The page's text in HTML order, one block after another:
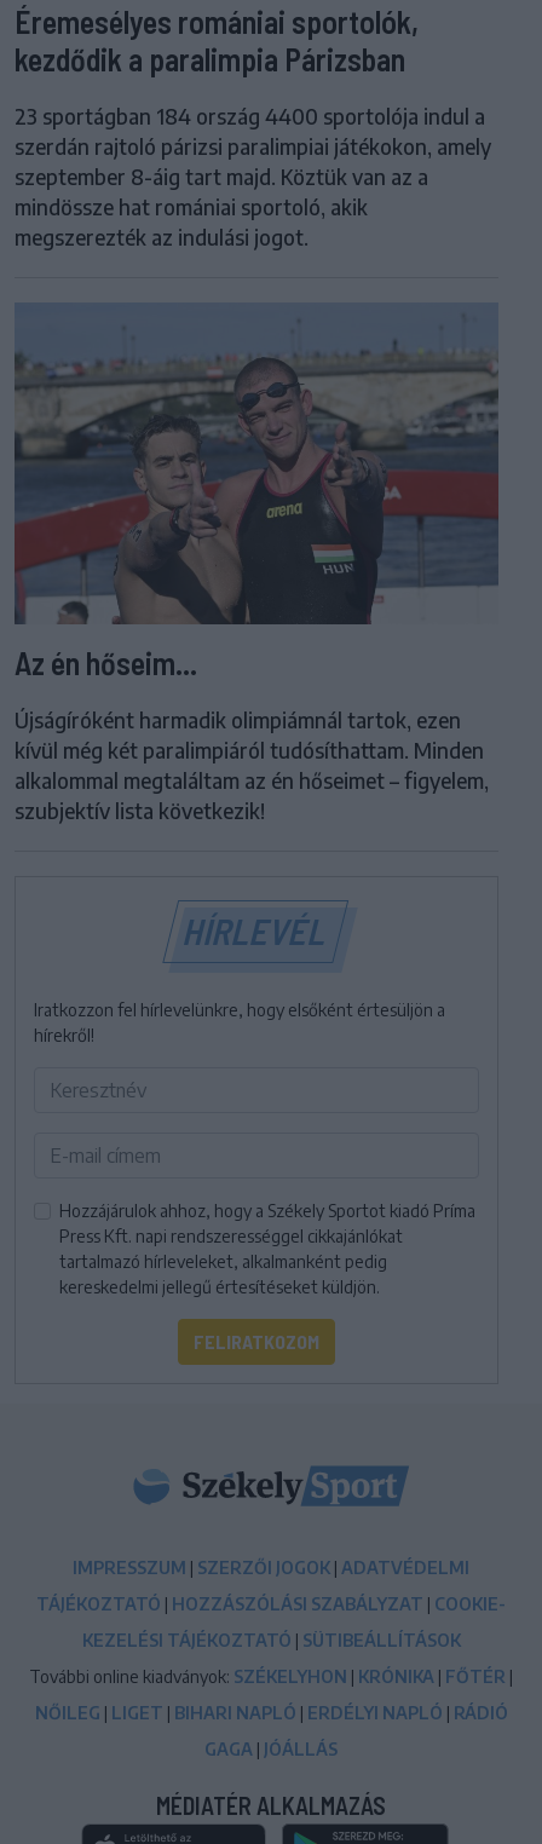
Éremesélyes romániai sportolók,
kezdődik a paralimpia Párizsban
23 sportágban 184 ország 4400 sportolója indul a
szerdán rajtoló párizsi paralimpiai játékokon, amely
szeptember 8-áig tart majd. Köztük van az a
mindössze hat romániai sportoló, akik
megszerezték az indulási jogot.
Az én hőseim...
Újságíróként harmadik olimpiámnál tartok, ezen
kívül még két paralimpiáról tudósíthattam. Minden
alkalommal megtaláltam az én hőseimet – figyelem,
szubjektív lista következik!
HÍRLEVÉL
Iratkozzon fel hírlevelünkre, hogy elsőként értesüljön a
hírekről!
Hozzájárulok ahhoz, hogy a Székely Sportot kiadó Príma
Press Kft. napi rendszerességgel cikkajánlókat
tartalmazó hírleveleket, alkalmanként pedig
kereskedelmi jellegű értesítéseket küldjön.
FELIRATKOZOM
IMPRESSZUM | SZERZŐI JOGOK | ADATVÉDELMI
TÁJÉKOZTATÓ | HOZZÁSZÓLÁSI SZABÁLYZAT | COOKIE-
KEZELÉSI TÁJÉKOZTATÓ | SÜTIBEÁLLÍTÁSOK
További online kiadványok: SZÉKELYHON | KRÓNIKA | FŐTÉR |
NŐILEG | LIGET | BIHARI NAPLÓ | ERDÉLYI NAPLÓ | RÁDIÓ
GAGA | JÓÁLLÁS
MÉDIATÉR ALKALMAZÁS